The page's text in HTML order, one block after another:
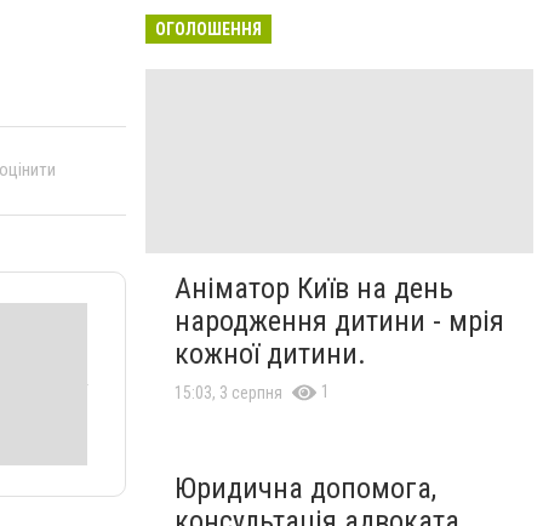
ОГОЛОШЕННЯ
Аніматор Київ на день
народження дитини - мрія
кожної дитини.
15:03, 3 серпня 1
Юридична допомога,